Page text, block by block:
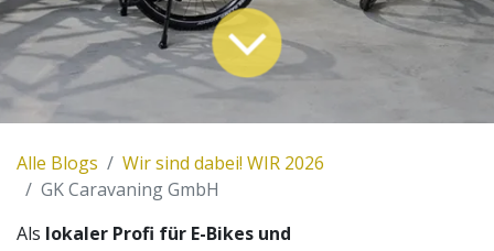
Alle Blogs
Wir sind dabei! WIR 2026
GK Caravaning GmbH
Als lokaler Profi für E-Bikes und